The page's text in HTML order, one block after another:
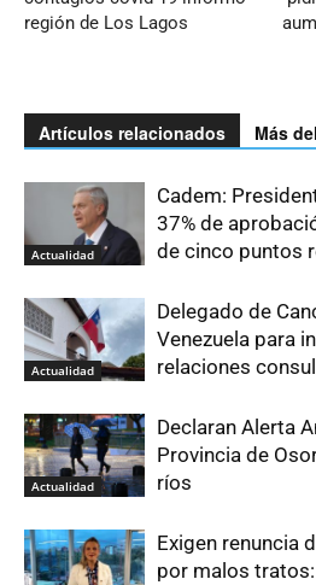
región de Los Lagos
Artículos relacionados Más
Actualidad
Cadem:
37% de
de cinco puntos
Actualidad
Delegado de
Venezuela para
relaciones
Actualidad
Declaran Alerta
Provincia de
ríos
Exigen renuncia
por malos